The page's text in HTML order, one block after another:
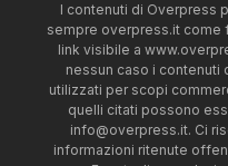
I contenuti di Overpress
sempre overpress.it come
link visibile a
nessun caso i
utilizzati per scopi
quelli citati possono
info@overpress.it. Ci
informazioni ritenute